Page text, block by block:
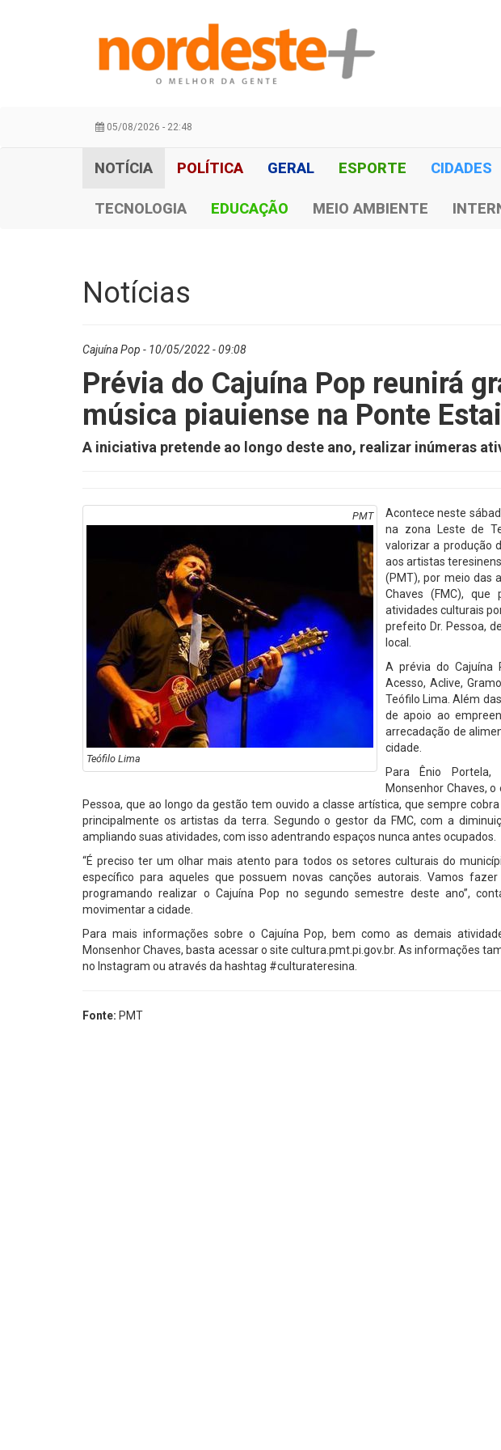
05/08/2026 - 22:48
NOTÍCIA POLÍTICA GERAL ESPORTE CIDADES
TECNOLOGIA EDUCAÇÃO MEIO AMBIENTE
Notícias
Cajuína Pop - 10/05/2022 - 09:08
Prévia do Cajuína Pop reunirá
música piauiense na Ponte
A iniciativa pretende ao longo deste ano, realizar inúmeras
PMT
Teófilo Lima
Acontece neste
na zona Leste de
valorizar a produção
aos artistas
(PMT), por meio das
Chaves (FMC),
atividades culturais
prefeito Dr. Pessoa,
local.
A prévia do Cajuína
Acesso, Aclive,
Teófilo Lima. Além
de apoio ao
arrecadação de
cidade.
Para Ênio Portela,
Monsenhor Chaves,
Pessoa, que ao longo da gestão tem ouvido a classe artística, que sempre
principalmente os artistas da terra. Segundo o gestor da FMC, com a
ampliando suas atividades, com isso adentrando espaços nunca antes ocupados.
“É preciso ter um olhar mais atento para todos os setores culturais do
específico para aqueles que possuem novas canções autorais. Vamos
programando realizar o Cajuína Pop no segundo semestre deste ano”,
movimentar a cidade.
Para mais informações sobre o Cajuína Pop, bem como as demais
Monsenhor Chaves, basta acessar o site cultura.pmt.pi.gov.br. As informações
no Instagram ou através da hashtag #culturateresina.
Fonte: PMT